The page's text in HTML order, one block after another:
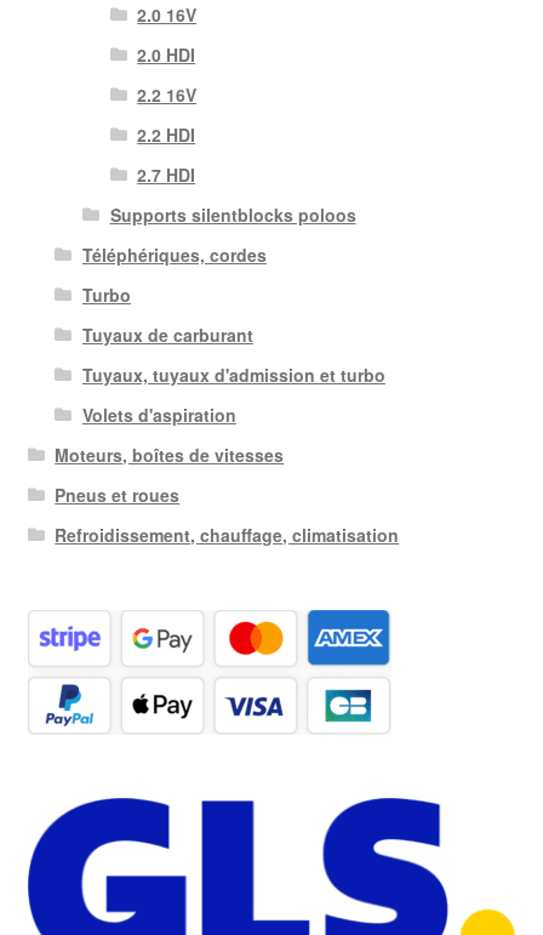
2.0 16V
2.0 HDI
2.2 16V
2.2 HDI
2.7 HDI
Supports silentblocks poloos
Téléphériques, cordes
Turbo
Tuyaux de carburant
Tuyaux, tuyaux d'admission et turbo
Volets d'aspiration
Moteurs, boîtes de vitesses
Pneus et roues
Refroidissement, chauffage, climatisation